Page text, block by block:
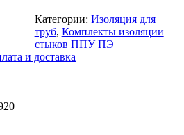
Категории: Изоляция для
труб, Комплекты изоляции
стыков ППУ ПЭ
и доставка